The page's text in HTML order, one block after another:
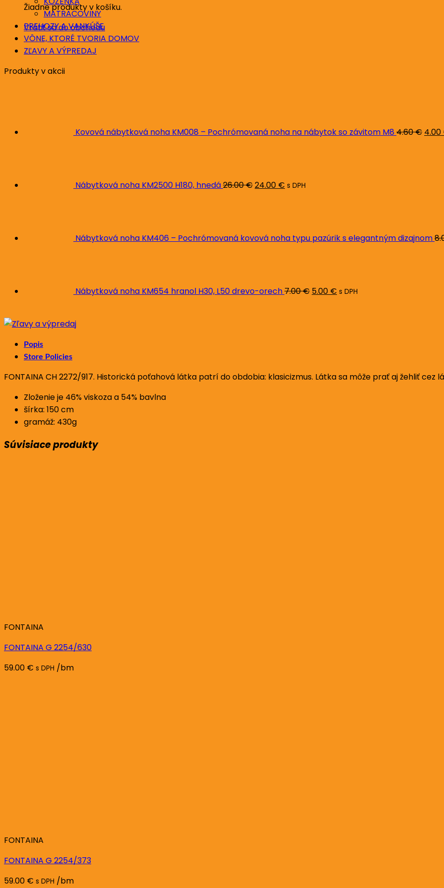
Žiadne produkty v košíku.
Vrátiť sa do obchodu
MATRACOVINY
PREHOZY A VANKÚŠE
VÔNE, KTORÉ TVORIA DOMOV
ZĽAVY A VÝPREDAJ
Produkty v akcii
Kovová nábytková noha KM008 – Pochrómovaná noha na nábytok so závitom M84.60€ 4.60
4.00
Nábytková noha KM2500 H180, hnedá26.00€26.00 €.
24.00 € 24.00 €.
s DPH
Nábytková noha KM406 – Pochrómovaná kovová noha typu pazúrik s elegantným dizajnom
Nábytková noha KM654 hranol H30, L50 drevo-orech7.00€ 7.00 €.
5.00 € 5.00 €.
s DPH
Popis
Store Policies
FONTAINA CH 2272/917. Historická poťahová látka patrí do obdobia: klasicizmus. Látka sa môže prať aj žehliť cez
Zloženie je 46% viskoza a 54% bavlna
šírka: 150 cm
gramáž: 430g
Súvisiace produkty
FONTAINA
FONTAINA G 2254/630
59.00 € s DPH /bm
FONTAINA
FONTAINA G 2254/373
59.00 € s DPH /bm